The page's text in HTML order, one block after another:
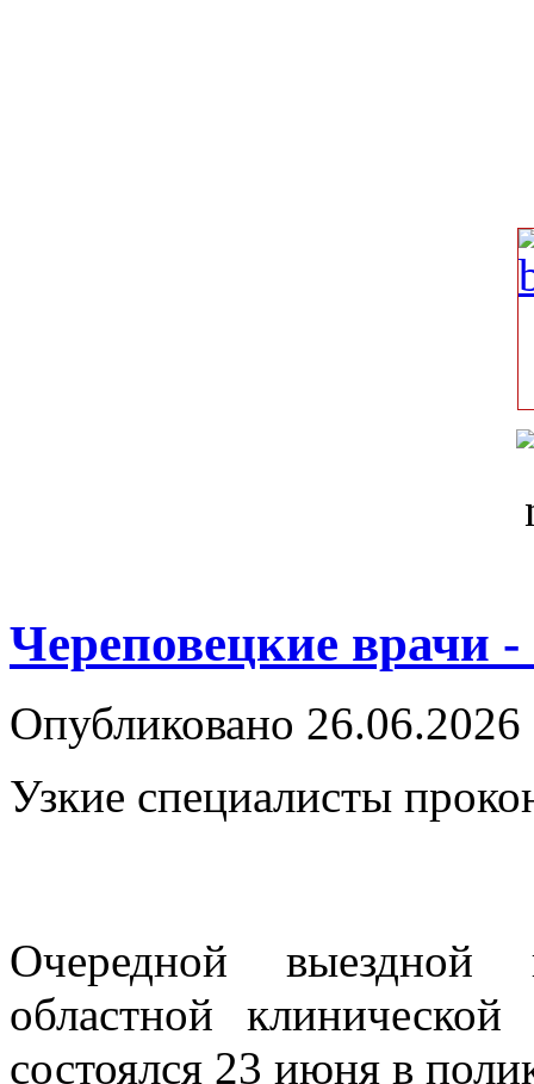
Череповецкие врачи -
Опубликовано
Узкие специалисты
Очередной выездной
областной
состоялся 23 июня в